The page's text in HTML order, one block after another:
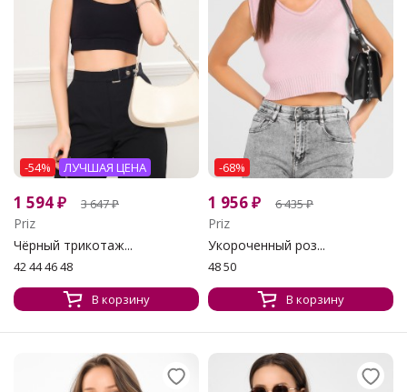
-54% ЛУЧШАЯ ЦЕНА
1 594₽ 3 647₽
Priz
Чёрный трикотаж...
42 44 46 48
В корзину
-68%
1 956₽ 6 435₽
Priz
Укороченный роз...
48 50
В корзину